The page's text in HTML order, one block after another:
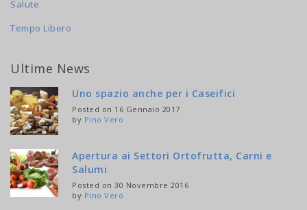
Salute
Tempo Libero
Ultime News
Uno spazio anche per i Caseifici
Posted on 16 Gennaio 2017
by Pino Vero
Apertura ai Settori Ortofrutta, Carni e
Salumi
Posted on 30 Novembre 2016
by Pino Vero